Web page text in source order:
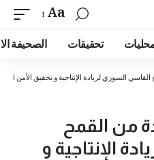
Aa
تحقيقات الصحيفة
السوري لزيادة الإنتاجية و تحقيق الأمن
من القمح
الإنتاجية و